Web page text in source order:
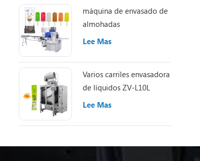
máquina de envasado de
almohadas
Lee Mas
Varios carriles envasadora
de líquidos ZV-L10L
Lee Mas